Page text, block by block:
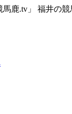
鹿.tv」 福井の